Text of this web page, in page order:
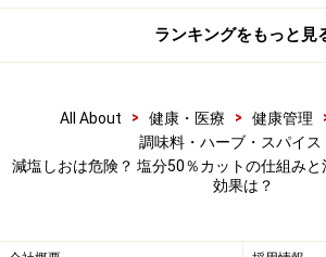
減塩しおは「塩化カリウム
険？ 腎臓が悪い人には禁忌
に多く存在します。この濃度関係が崩
分の動きに異変が起きてむくみが生じ
因になったり、体温調節がうまくい
ランキングをもっと見
All About > 健康・医療 > 健康管理
調味料・ハーブ・スパイス
減塩しおは危険？ 塩分50％カットの仕組み
効果は？